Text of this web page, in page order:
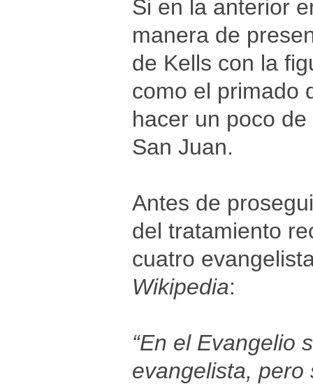
Si en la anterior
manera de
de Kells con la
como el primado
hacer un poco
San Juan.
Antes de
del tratamiento
cuatro
Wikipedia:
“En el Evangelio
evangelista,